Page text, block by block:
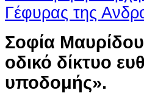
Σοφία
οδικό δίκτυο
υποδομής».